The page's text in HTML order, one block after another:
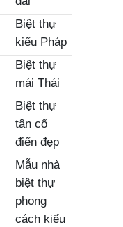
Biệt thự
kiểu Pháp
Biệt thự
mái Thái
Biệt thự
tân cổ
điển đẹp
Mẫu nhà
biệt thự
phong
cách kiểu